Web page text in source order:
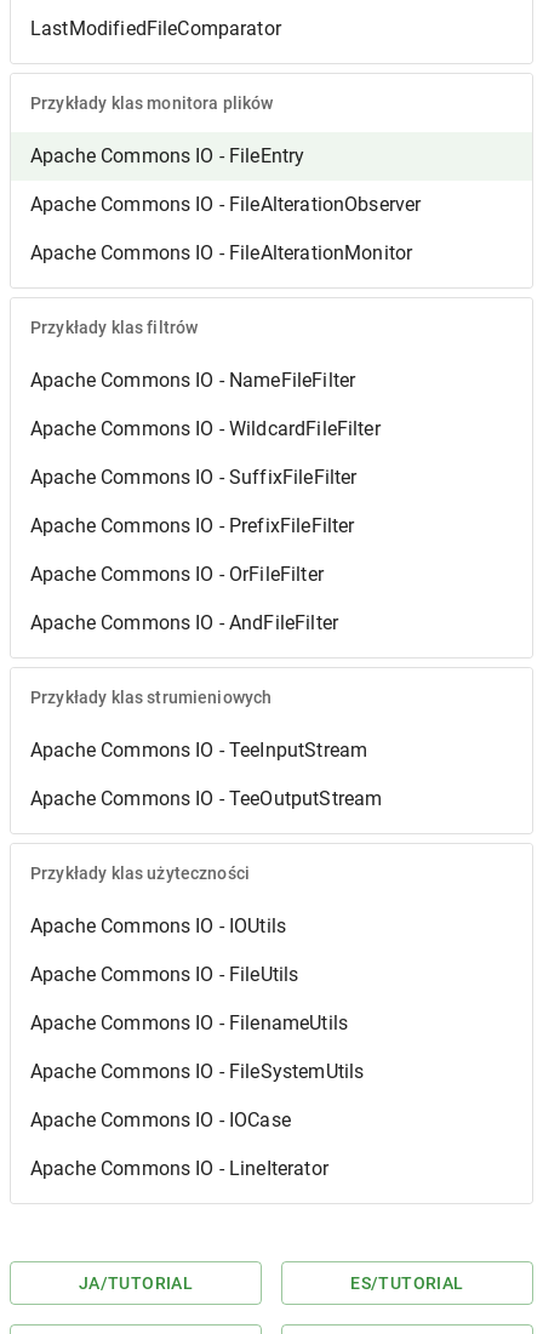
LastModifiedFileComparator
Przykłady klas monitora plików
Apache Commons IO - FileEntry
Apache Commons IO - FileAlterationObserver
Apache Commons IO - FileAlterationMonitor
Przykłady klas filtrów
Apache Commons IO - NameFileFilter
Apache Commons IO - WildcardFileFilter
Apache Commons IO - SuffixFileFilter
Apache Commons IO - PrefixFileFilter
Apache Commons IO - OrFileFilter
Apache Commons IO - AndFileFilter
Przykłady klas strumieniowych
Apache Commons IO - TeeInputStream
Apache Commons IO - TeeOutputStream
Przykłady klas użyteczności
Apache Commons IO - IOUtils
Apache Commons IO - FileUtils
Apache Commons IO - FilenameUtils
Apache Commons IO - FileSystemUtils
Apache Commons IO - IOCase
Apache Commons IO - LineIterator
JA/TUTORIAL ES/TUTORIAL